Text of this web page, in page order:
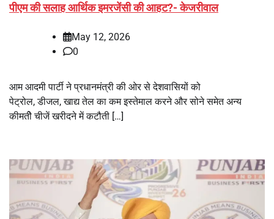
पीएम की सलाह आर्थिक इमरजेंसी की आहट?- केजरीवाल
May 12, 2026
0
आम आदमी पार्टी ने प्रधानमंत्री की ओर से देशवासियों को
पेट्रोल, डीजल, खाद्य तेल का कम इस्तेमाल करने और सोने समेत अन्य
कीमतीे चीजें खरीदने में कटौती […]